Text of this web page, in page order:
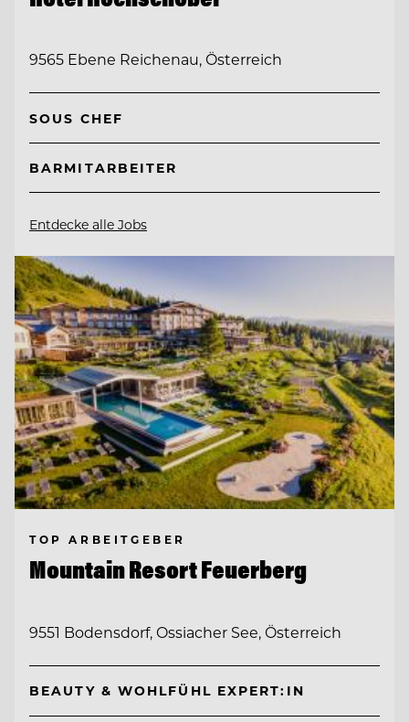
9565 Ebene Reichenau, Österreich
SOUS CHEF
BARMITARBEITER
Entdecke alle Jobs
TOP ARBEITGEBER
Mountain Resort Feuerberg
9551 Bodensdorf, Ossiacher See, Österreich
BEAUTY & WOHLFÜHL EXPERT:IN